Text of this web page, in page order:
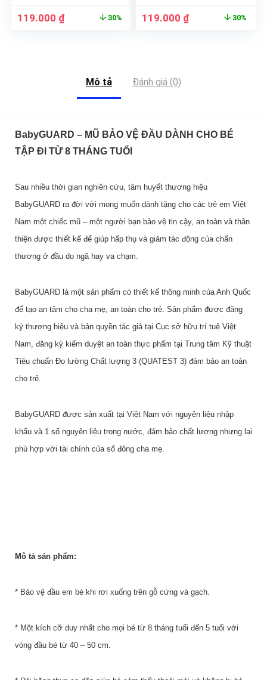
119.000 ₫ 30% 119.000 ₫ 30%
Mô tả Đánh giá (0)
BabyGUARD – MŨ BẢO VỆ ĐẦU DÀNH CHO BÉ
TẬP ĐI TỪ 8 THÁNG TUỔI
Sau nhiều thời gian nghiên cứu, tâm huyết thương hiệu
BabyGUARD ra đời với mong muốn dành tặng cho các trẻ em Việt
Nam một chiếc mũ – một người bạn bảo vệ tin cậy, an toàn và thân
thiện được thiết kế để giúp hấp thụ và giảm tác động của chấn
thương ở đầu do ngã hay va chạm.
BabyGUARD là một sản phẩm có thiết kế thông minh của Anh Quốc
để tạo an tâm cho cha mẹ, an toàn cho trẻ. Sản phẩm được đăng
ký thương hiệu và bản quyền tác giả tại Cục sở hữu trí tuệ Việt
Nam, đăng ký kiểm duyệt an toàn thực phẩm tại Trung tâm Kỹ thuật
Tiêu chuẩn Đo lường Chất lượng 3 (QUATEST 3) đảm bảo an toàn
cho trẻ.
BabyGUARD được sản xuất tại Việt Nam với nguyên liệu nhập
khẩu và 1 số nguyên liệu trong nước, đảm bảo chất lượng nhưng lại
phù hợp với tài chính của số đông cha mẹ.
Mô tả sản phẩm:
* Bảo vệ đầu em bé khi rơi xuống trên gỗ cứng và gạch.
* Một kích cỡ duy nhất cho mọi bé từ 8 tháng tuổi đến 5 tuổi với
vòng đầu bé từ 40 – 50 cm.